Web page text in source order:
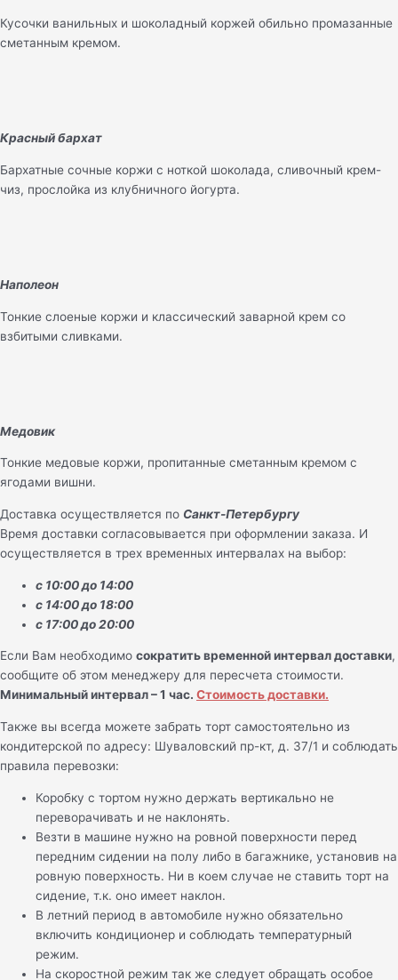
Кусочки ванильных и шоколадный коржей обильно промазанные
сметанным кремом.
Красный бархат
Бархатные сочные коржи с ноткой шоколада, сливочный крем-
чиз, прослойка из клубничного йогурта.
Наполеон
Тонкие слоеные коржи и классический заварной крем со
взбитыми сливками.
Медовик
Тонкие медовые коржи, пропитанные сметанным кремом с
ягодами вишни.
Доставка осуществляется по Санкт-Петербургу
Время доставки согласовывается при оформлении заказа. И
осуществляется в трех временных интервалах на выбор:
с 10:00 до 14:00
с 14:00 до 18:00
с 17:00 до 20:00
Если Вам необходимо сократить временной интервал доставки,
сообщите об этом менеджеру для пересчета стоимости.
Минимальный интервал – 1 час. Стоимость доставки.
Также вы всегда можете забрать торт самостоятельно из
кондитерской по адресу: Шуваловский пр-кт, д. 37/1 и соблюдать
правила перевозки:
Коробку с тортом нужно держать вертикально не
переворачивать и не наклонять.
Везти в машине нужно на ровной поверхности перед
передним сидении на полу либо в багажнике, установив на
ровную поверхность. Ни в коем случае не ставить торт на
сидение, т.к. оно имеет наклон.
В летний период в автомобиле нужно обязательно
включить кондиционер и соблюдать температурный
режим.
На скоростной режим так же следует обращать особое